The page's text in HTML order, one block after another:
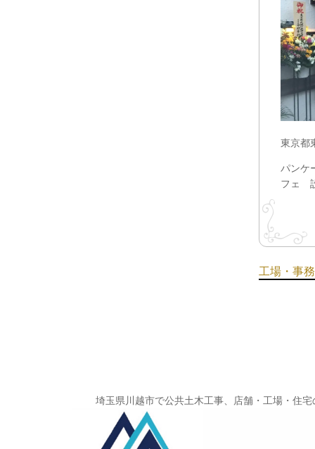
東京都
パンケ
フェ
工場・事
埼玉県川越市で公共土木工事、店舗・工場・住